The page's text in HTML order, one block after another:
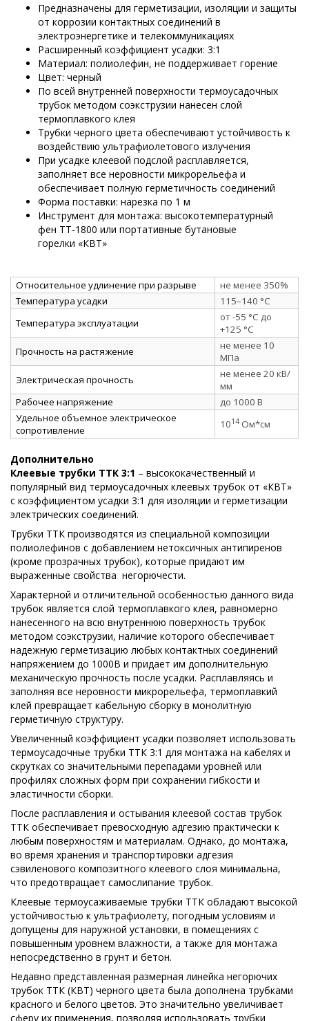
Предназначены для герметизации, изоляции и защиты
от коррозии контактных соединений в
электроэнергетике и телекоммуникациях
Расширенный коэффициент усадки: 3:1
Материал: полиолефин, не поддерживает горение
Цвет: черный
По всей внутренней поверхности термоусадочных
трубок методом соэкструзии нанесен слой
термоплавкого клея
Трубки черного цвета обеспечивают устойчивость к
воздействию ультрафиолетового излучения
При усадке клеевой подслой расплавляется,
заполняет все неровности микрорельефа и
обеспечивает полную герметичность соединений
Форма поставки: нарезка по 1 м
Инструмент для монтажа: высокотемпературный
фен ТТ-1800 или портативные бутановые
горелки «КВТ»
Относительное удлинение при разрыве
не менее 350%
Температура усадки
115–140 °C
Температура эксплуатации
от -55 °C до
+125 °C
Прочность на растяжение
не менее 10
МПа
Электрическая прочность
не менее 20 кВ/
мм
Рабочее напряжение
до 1000 В
Удельное объемное электрическое
сопротивление
1014 Ом*см
Дополнительно
Клеевые трубки ТТК 3:1 – высококачественный и
популярный вид термоусадочных клеевых трубок от «КВТ»
с коэффициентом усадки 3:1 для изоляции и герметизации
электрических соединений.
Трубки ТТК производятся из специальной композиции
полиолефинов с добавлением нетоксичных антипиренов
(кроме прозрачных трубок), которые придают им
выраженные свойства негорючести.
Характерной и отличительной особенностью данного вида
трубок является слой термоплавкого клея, равномерно
нанесенного на всю внутреннюю поверхность трубок
методом соэкструзии, наличие которого обеспечивает
надежную герметизацию любых контактных соединений
напряжением до 1000В и придает им дополнительную
механическую прочность после усадки. Расплавляясь и
заполняя все неровности микрорельефа, термоплавкий
клей превращает кабельную сборку в монолитную
герметичную структуру.
Увеличенный коэффициент усадки позволяет использовать
термоусадочные трубки ТТК 3:1 для монтажа на кабелях и
скрутках со значительными перепадами уровней или
профилях сложных форм при сохранении гибкости и
эластичности сборки.
После расплавления и остывания клеевой состав трубок
ТТК обеспечивает превосходную адгезию практически к
любым поверхностям и материалам. Однако, до монтажа,
во время хранения и транспортировки адгезия
сэвиленового композитного клеевого слоя минимальна,
что предотвращает самослипание трубок.
Клеевые термоусаживаемые трубки ТТК обладают высокой
устойчивостью к ультрафиолету, погодным условиям и
допущены для наружной установки, в помещениях с
повышенным уровнем влажности, а также для монтажа
непосредственно в грунт и бетон.
Недавно представленная размерная линейка негорючих
трубок ТТК (КВТ) черного цвета была дополнена трубками
красного и белого цветов. Это значительно увеличивает
сферу их применения, позволяя использовать трубки